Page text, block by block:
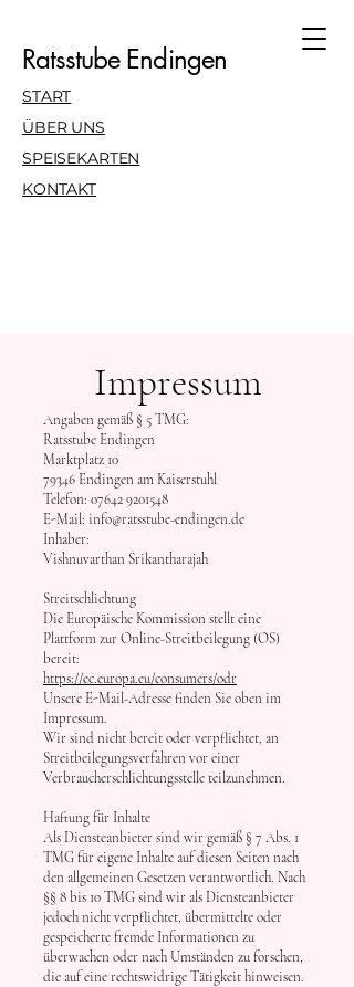
Ratsstube Endingen
START
ÜBER UNS
SPEISEKARTEN
KONTAKT
Impressum
Angaben gemäß § 5 TMG:
Ratsstube Endingen
Marktplatz 10
79346 Endingen am Kaiserstuhl
Telefon: 07642 9201548
E-Mail: info@ratsstube-endingen.de
Inhaber:
Vishnuvarthan Srikantharajah
Streitschlichtung
Die Europäische Kommission stellt eine
Plattform zur Online-Streitbeilegung (OS)
bereit:
https://ec.europa.eu/consumers/odr
Unsere E-Mail-Adresse finden Sie oben im
Impressum.
Wir sind nicht bereit oder verpflichtet, an
Streitbeilegungsverfahren vor einer
Verbraucherschlichtungsstelle teilzunehmen.
Haftung für Inhalte
Als Diensteanbieter sind wir gemäß § 7 Abs. 1
TMG für eigene Inhalte auf diesen Seiten nach
den allgemeinen Gesetzen verantwortlich. Nach
§§ 8 bis 10 TMG sind wir als Diensteanbieter
jedoch nicht verpflichtet, übermittelte oder
gespeicherte fremde Informationen zu
überwachen oder nach Umständen zu forschen,
die auf eine rechtswidrige Tätigkeit hinweisen.